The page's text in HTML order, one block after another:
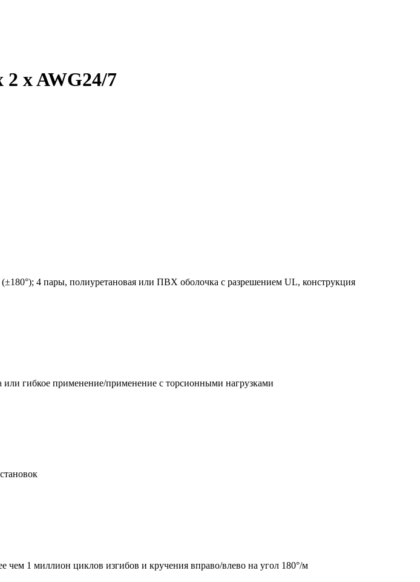
x AWG24/7
4 пары, полиуретановая или ПВХ оболочка с разрешением UL, конструкция
гибкое применение/применение с торсионными нагрузками
чем 1 миллион циклов изгибов и кручения вправо/влево на угол 180°/м